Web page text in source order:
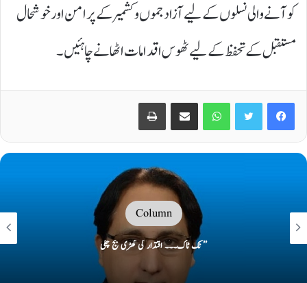
کو آنے والی نسلوں کے لیے آزاد جموں و کشمیر کے پرامن اور خوشحال
مستقبل کے تحفظ کے لیے ٹھوس اقدامات اٹھانے چاہئیں۔
Facebook
Twitter
WhatsApp
Share via Email
Print
Column
’’ ٹک ٹاک۔۔۔ اقتدار کی گھڑی بج چکی